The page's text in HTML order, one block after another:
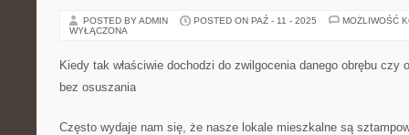
POSTED BY ADMIN POSTED ON PAŹ - 11 - 2025
MOŻLIWOŚĆ
WYŁĄCZONA
Kiedy tak właściwie dochodzi do zwilgocenia danego obrębu czy
bez osuszania
Często wydaje nam się, że nasze lokale mieszkalne są